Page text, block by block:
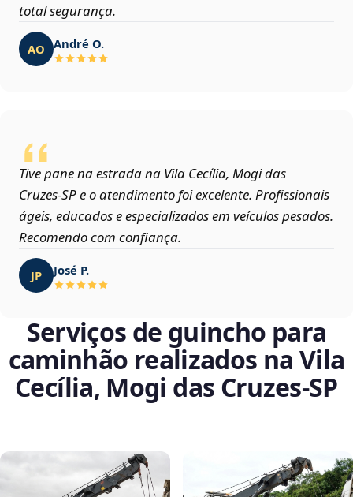
total segurança.
AO André O.
Tive pane na estrada na Vila Cecília, Mogi das
Cruzes‑SP e o atendimento foi excelente. Profissionais
ágeis, educados e especializados em veículos pesados.
Recomendo com confiança.
JP José P.
Serviços de guincho para
caminhão realizados na Vila
Cecília, Mogi das Cruzes‑SP